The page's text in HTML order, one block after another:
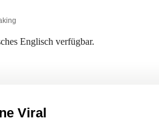
Englisch verfügbar.
Viral